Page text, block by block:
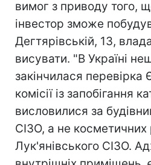
вимог з приводу того,
інвестор зможе
Дегтярівській, 13,
висувати. "В Україні
закінчилася перевірка
комісії із запобігання
висловилися за
СІЗО, а не косметичних
Лук'янівського СІЗО.